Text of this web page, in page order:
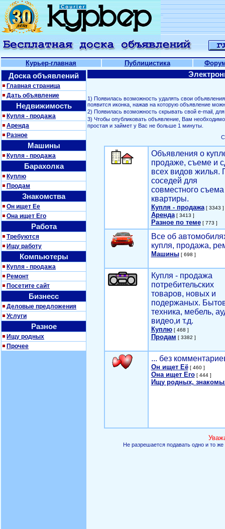
Курьер-главная Публицистика
Доска объявлений
Главная страница
Дать объявление
Недвижимость
Купля - продажа
Аренда
Разное
Машины
Купля - продажа
Барахолка
Куплю
Продам
Знакомства
Он ищет Ее
Она ищет Его
Работа
Требуются
Ищу работу
Компьютеры
Купля - продажа
Ремонт
Посетите сайт
Бизнесс
Деловые предложения
Услуги
Разное
Ищу родных
Прочее
1) Появилась возможность удалять свои
появится иконка, нажав на которую объявление
2) Появилась возможность скрывать свой е-mail,
3) Чтобы опубликовать объявление, Вам
простая и займет у Вас не больше 1 минуты.
Объявления о
продаже, съеме и
всех видов жилья.
соседей для
совместного съема
квартиры.
Купля - продажа[ 3343 ]
Аренда[ 3413 ]
Разное по теме[ 773 ]
Все об
купля, продажа,
Машины[ 698 ]
Купля - продажа
потребительских
товаров, новых и
подержаных.
техника, мебель,
видео,и т.д.
Куплю[ 468 ]
Продам [ 3382 ]
... без
Он ищет Её[ 460 ]
Она ищет Его[ 444 ]
Ищу родных,
Не разрешается подавать одно и то